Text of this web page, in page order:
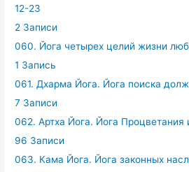
12-23
2 Записи
060. Йога четырех целий жизни
1 Запись
061. Дхарма Йога. Йога поиска
7 Записи
062. Артха Йога. Йога Процветания
96 Записи
063. Кама Йога. Йога законных